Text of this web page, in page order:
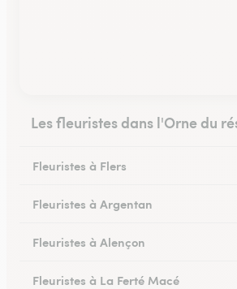
Les fleuristes dans l'Orne du
Fleuristes à Flers
Fleuristes à Argentan
Fleuristes à Alençon
Fleuristes à La Ferté Macé